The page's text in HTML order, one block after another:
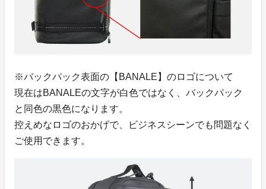
※バックパック表面の【BANALE】のロゴについて
現在はBANALEの文字が白色ではなく、バックパック
と同色の黒色になります。
控えめなロゴのおかげで、ビジネスシーンでも問題なく
ご使用できます。